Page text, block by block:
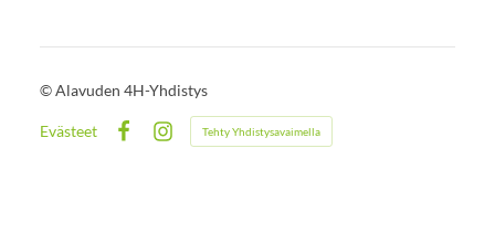
©Alavuden 4H-Yhdistys
Evästeet
Instagram
Tehty Yhdistysavaimella